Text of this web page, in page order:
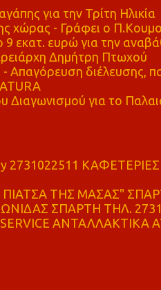
για την Τρίτη Ηλικία
χώρας - Γράφει ο
9 εκατ. ευρώ για την
Δημήτρη Πτωχού
διέλευσης,
Διαγωνισμού για το
2731022511
ΤΗΣ ΜΑΣΑΣ"
ΣΠΑΡΤΗ ΤΗΛ.
ΑΝΤΑΛΛΑΚΤΙΚΑ